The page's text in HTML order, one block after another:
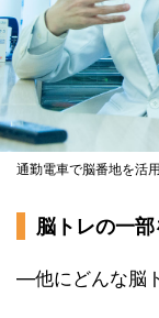
通勤電車で脳番地を活
脳トレの一
―他にどんな脳